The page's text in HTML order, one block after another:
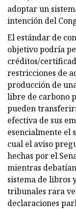
adoptar un
intención del
El estándar de
objetivo podría
créditos/
restricciones de
producción de
libre de carbono
pueden
efectiva de sus
esencialmente el
cual el aviso
hechas por el
mientras
sistema de libros
tribunales rara
declaraciones